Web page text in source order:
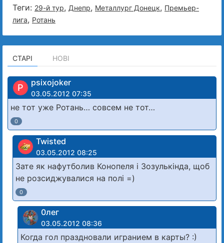
Теги: 29-й тур, Днепр, Металлург Донецк, Премьер-
лига, Ротань
СТАРІ НОВІ
P psixojoker
03.05.2012 07:35
не тот уже Ротань… совсем не тот…
0
Twisted
03.05.2012 08:25
Зате як нафутболив Конопеля і Зозулькінда, щоб
не розсиджувалися на полі =)
0
0лег
03.05.2012 08:36
Когда гол праздновали игранием в карты? :)